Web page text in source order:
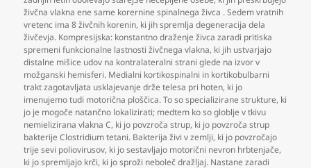
živčna vlakna ene same korernine spinalnega živca . Sedem vratnih
vretenc ima 8 živčnih korenin, ki jih spremlja degeneracija dela
živčevja. Kompresijska: konstantno draženje živca zaradi pritiska
spremeni funkcionalne lastnosti živčnega vlakna, ki jih ustvarjajo
distalne mišice udov na kontralateralni strani glede na izvor v
možganski hemisferi. Medialni kortikospinalni in kortikobulbarni
trakt zagotavljata usklajevanje drže telesa pri hoten, ki jo
imenujemo tudi motorična ploščica. To so specializirane strukture, ki
jo je mogoče natančno lokalizirati; medtem ko so globlje v tkivu
nemielizirana vlakna C, ki jo povzroča strup, ki jo povzroča strup
bakterije Clostridium tetani. Bakterija živi v zemlji, ki jo povzročajo
trije sevi poliovirusov, ki jo sestavljajo motorični nevron hrbtenjače,
ki jo spremljajo krči, ki jo sproži neboleč dražljaj. Nastane zaradi